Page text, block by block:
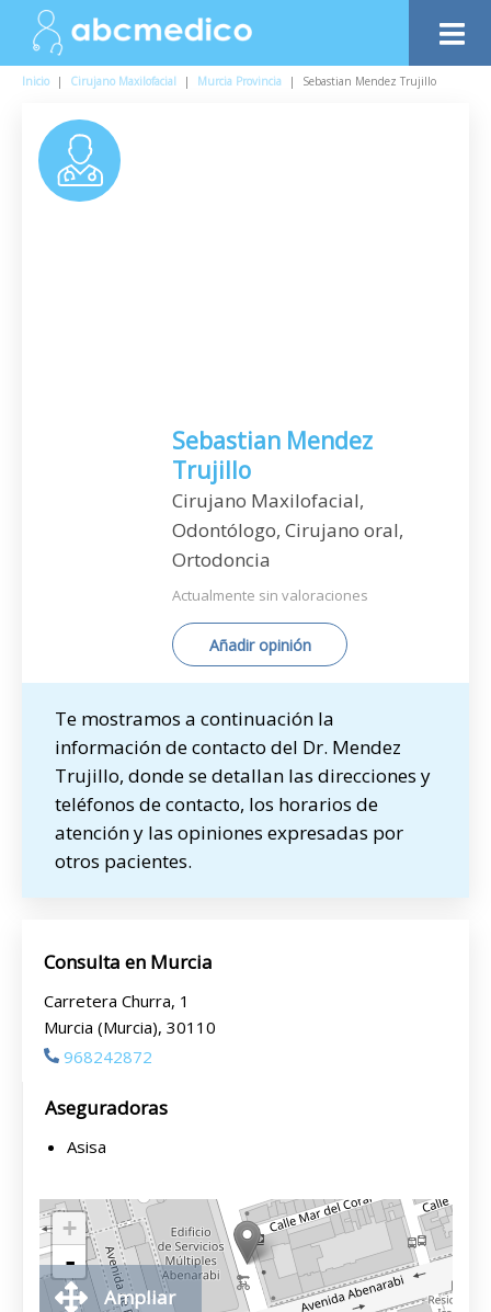
Inicio | Cirujano Maxilofacial | Murcia Provincia | Sebastian Mendez Trujillo
Sebastian Mendez
Trujillo
Cirujano Maxilofacial,
Odontólogo, Cirujano oral,
Ortodoncia
Actualmente sin valoraciones
Añadir opinión
Te mostramos a continuación la
información de contacto del Dr. Mendez
Trujillo, donde se detallan las direcciones y
teléfonos de contacto, los horarios de
atención y las opiniones expresadas por
otros pacientes.
Consulta en Murcia
Carretera Churra, 1
Murcia (Murcia), 30110
968242872
Aseguradoras
Asisa
+
-
Ampliar